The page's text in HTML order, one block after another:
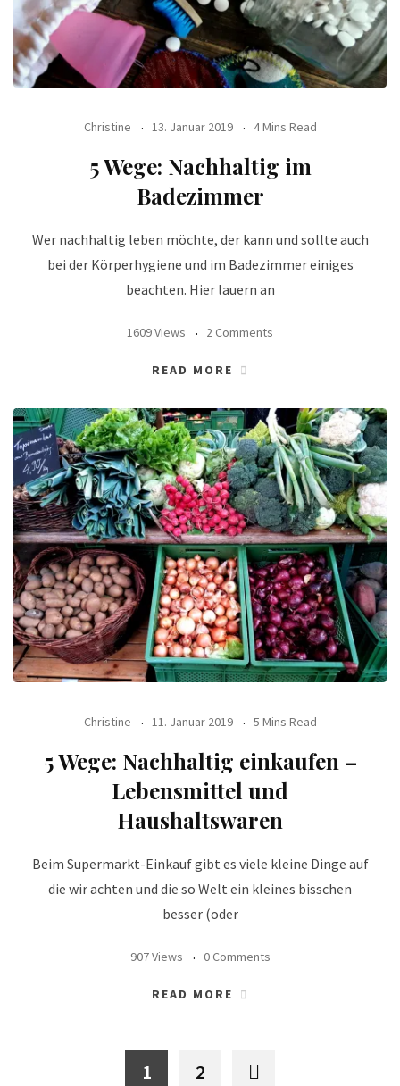
Christine 13. Januar 2019 4 Mins Read
5 Wege: Nachhaltig im
Badezimmer
Wer nachhaltig leben möchte, der kann und sollte auch
bei der Körperhygiene und im Badezimmer einiges
beachten. Hier lauern an
1609 Views 2 Comments
READ MORE
Christine 11. Januar 2019 5 Mins Read
5 Wege: Nachhaltig einkaufen –
Lebensmittel und
Haushaltswaren
Beim Supermarkt-Einkauf gibt es viele kleine Dinge auf
die wir achten und die so Welt ein kleines bisschen
besser (oder
907 Views 0 Comments
READ MORE
1 2